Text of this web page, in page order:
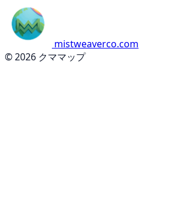
mistweaverco.com
© 2026 クママップ